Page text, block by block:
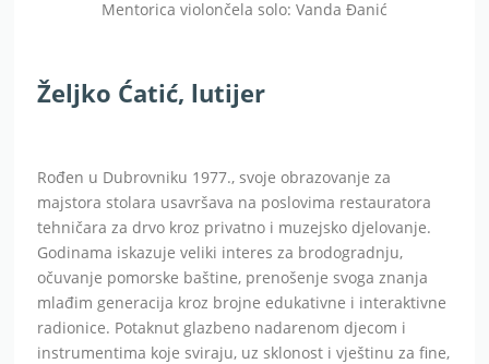
Mentorica violončela solo: Vanda Đanić
Željko Ćatić, lutijer
Rođen u Dubrovniku 1977., svoje obrazovanje za
majstora stolara usavršava na poslovima restauratora
tehničara za drvo kroz privatno i muzejsko djelovanje.
Godinama iskazuje veliki interes za brodogradnju,
očuvanje pomorske baštine, prenošenje svoga znanja
mlađim generacija kroz brojne edukativne i interaktivne
radionice. Potaknut glazbeno nadarenom djecom i
instrumentima koje sviraju, uz sklonost i vještinu za fine,